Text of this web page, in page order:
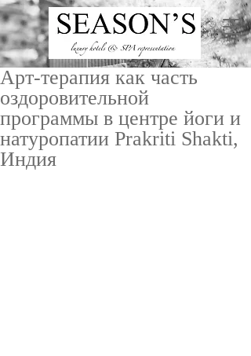
Арт-терапия как часть
оздоровительной
программы в центре йоги и
натуропатии Prakriti Shakti,
Индия